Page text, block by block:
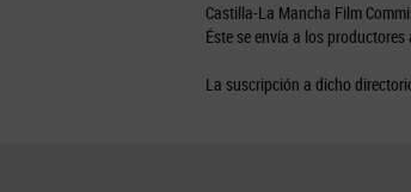
Castilla-La Mancha Film
Éste se envía a los
La suscripción a dicho